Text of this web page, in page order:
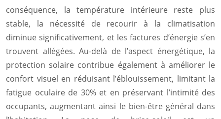
conséquence, la température intérieure reste plus
stable, la nécessité de recourir à la climatisation
diminue significativement, et les factures d’énergie s’en
trouvent allégées. Au-delà de l’aspect énergétique, la
protection solaire contribue également à améliorer le
confort visuel en réduisant l’éblouissement, limitant la
fatigue oculaire de 30% et en préservant l’intimité des
occupants, augmentant ainsi le bien-être général dans